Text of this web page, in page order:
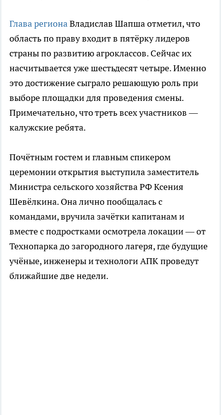
Глава регионаВладислав Шапша отметил, что
область по праву входит в пятёрку лидеров
страны по развитию агроклассов. Сейчас их
насчитывается уже шестьдесят четыре. Именно
это достижение сыграло решающую роль при
выборе площадки для проведения смены.
Примечательно, что треть всех участников —
калужские ребята.
Почётным гостем и главным спикером
церемонии открытия выступила заместитель
Министра сельского хозяйства РФ Ксения
Шевёлкина. Она лично пообщалась с
командами, вручила зачётки капитанам и
вместе с подростками осмотрела локации — от
Технопарка до загородного лагеря, где будущие
учёные, инженеры и технологи АПК проведут
ближайшие две недели.